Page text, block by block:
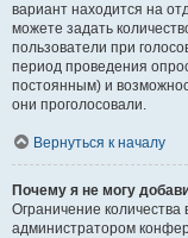
вариант находится на
можете задать
пользователи при
период проведения
постоянным) и
они проголосовали.
Вернуться к началу
Почему я не могу
Ограничение количества
администратором